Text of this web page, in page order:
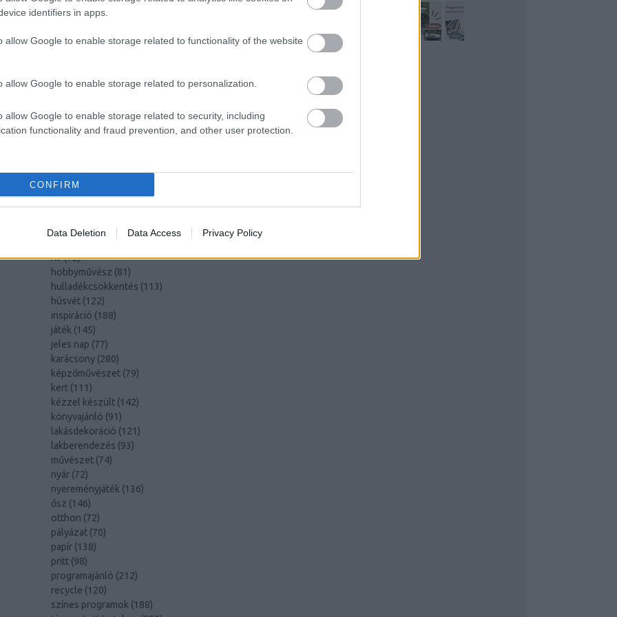
identifiers in apps.
allow Google to enable storage related to functionality of the website
allow Google to enable storage related to personalization.
allow Google to enable storage related to security, including
functionality and fraud prevention, and other user protection.
CONFIRM
Data Deletion Data Access Privacy Policy
art export (82)
dekoráció(383)
diy(383 )
festés(174)
fesztivál
fonal(73)
gyerekeknek
162 )
hír(72)
hobbyművész (81)
hulladékcsökkentés (113)
húsvét (122)
inspiráció (188)
játék (145)
jeles nap (77)
karácsony (280)
képzőművészet (79)
kert (111)
kézzel készült (142)
könyvajánló (91)
lakásdekoráció (121)
lakberendezés (93)
művészet (74)
nyár (72)
nyereményjáték (136)
ősz (146)
otthon (72)
pályázat (70)
papír (138)
pritt (98)
programajánló (212)
recycle (120)
színes programok (188)